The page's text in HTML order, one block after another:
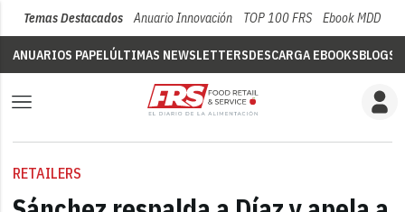
Temas Destacados Anuario Innovación TOP 100 FRS Ebook MDD
ANUARIOS PAPELÚLTIMAS NEWSLETTERSDESCARGA EBOOKSBLOGS
RETAILERS